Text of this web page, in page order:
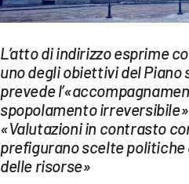
Streaming
LAC TV
LAC NETWORK
LAC ONAIR
LaC
Network
L’atto di indirizzo esprime
uno degli obiettivi del
prevede
spopolamento
«Valutazioni in contrasto
prefigurano scelte politiche
delle risorse»